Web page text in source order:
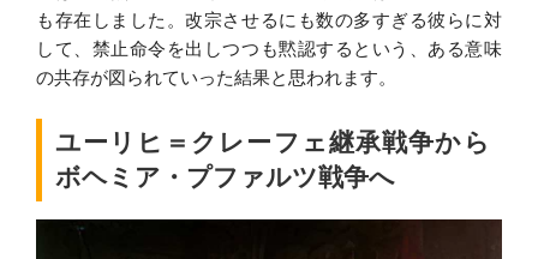
も存在しました。改宗させるにも数の多すぎる彼らに対
して、禁止命令を出しつつも黙認するという、ある意味
の共存が図られていった結果と思われます。
ユーリヒ＝クレーフェ継承戦争から
ボヘミア・プファルツ戦争へ